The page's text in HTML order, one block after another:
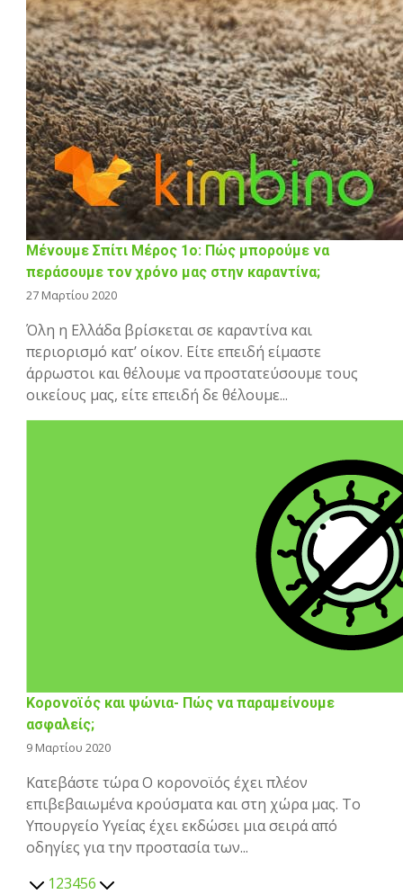
Μένουμε Σπίτι Μέρος 1ο: Πώς μπορούμε να
περάσουμε τον χρόνο μας στην καραντίνα;
27 Μαρτίου 2020
Όλη η Ελλάδα βρίσκεται σε καραντίνα και
περιορισμό κατ’ οίκον. Είτε επειδή είμαστε
άρρωστοι και θέλουμε να προστατεύσουμε τους
οικείους μας, είτε επειδή δε θέλουμε...
Κορονοϊός και ψώνια- Πώς να παραμείνουμε
ασφαλείς;
9 Μαρτίου 2020
Κατεβάστε τώρα Ο κορονοϊός έχει πλέον
επιβεβαιωμένα κρούσματα και στη χώρα μας. Το
Υπουργείο Υγείας έχει εκδώσει μια σειρά από
οδηγίες για την προστασία των...
123456